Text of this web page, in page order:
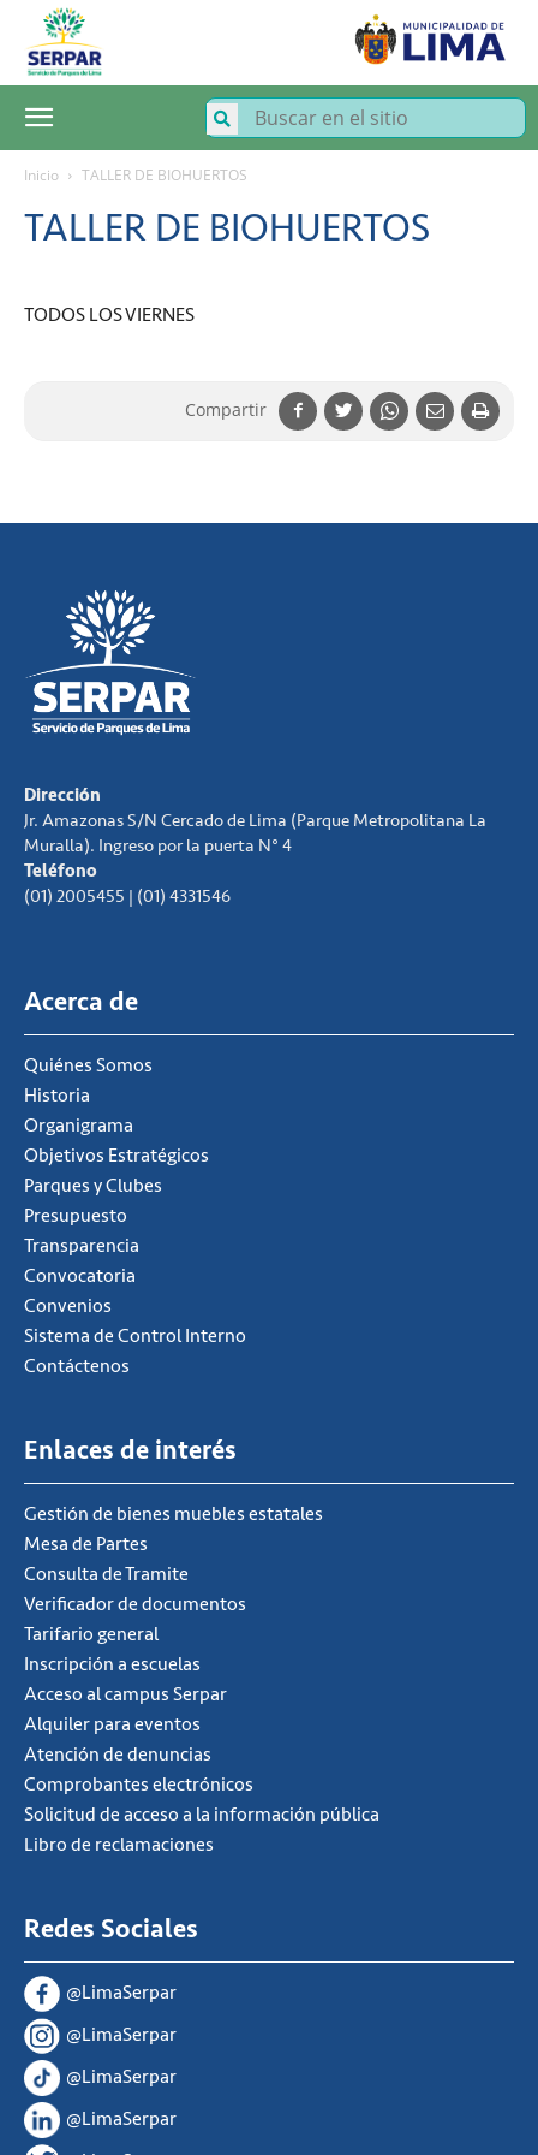
SERPAR
Servicio
de
Parques
Inicio TALLER DE BIOHUERTOS
TALLER DE BIOHUERTOS
TODOS LOS VIERNES
Compartir
Dirección
Jr. Amazonas S/N Cercado de Lima (Parque Metropolitana La
Muralla). Ingreso por la puerta N° 4
Teléfono
(01) 2005455 | (01) 4331546
Acerca de
Quiénes Somos
Historia
Organigrama
Objetivos Estratégicos
Parques y Clubes
Presupuesto
Transparencia
Convocatoria
Convenios
Sistema de Control Interno
Contáctenos
Enlaces de interés
Gestión de bienes muebles estatales
Mesa de Partes
Consulta de Tramite
Verificador de documentos
Tarifario general
Inscripción a escuelas
Acceso al campus Serpar
Alquiler para eventos
Atención de denuncias
Comprobantes electrónicos
Solicitud de acceso a la información pública
Libro de reclamaciones
Redes Sociales
@LimaSerpar
@LimaSerpar
@LimaSerpar
@LimaSerpar